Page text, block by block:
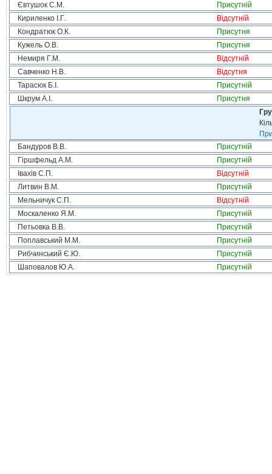
Євтушок С.М.
Присутній
Кириленко І.Г.
Відсутній
Кондратюк О.К.
Присутня
Кужель О.В.
Присутня
Немиря Г.М.
Відсутній
Савченко Н.В.
Відсутня
Тарасюк Б.І.
Присутній
Шкрум А.І.
Присутня
Бандуров В.В.
Присутній
Гіршфельд А.М.
Присутній
Івахів С.П.
Відсутній
Литвин В.М.
Присутній
Мельничук С.П.
Відсутній
Москаленко Я.М.
Присутній
Петьовка В.В.
Присутній
Поплавський М.М.
Присутній
Рибчинський Є.Ю.
Присутній
Шаповалов Ю.А.
Присутній